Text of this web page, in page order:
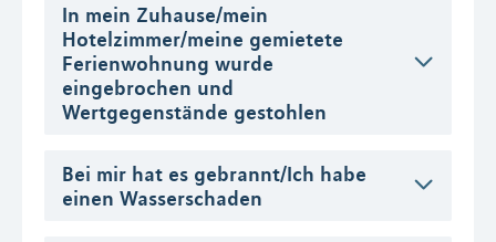
In mein Zuhause/mein
Hotelzimmer/meine gemietete
Ferienwohnung wurde
eingebrochen und
Wertgegenstände gestohlen
Bei mir hat es gebrannt/Ich habe
einen Wasserschaden